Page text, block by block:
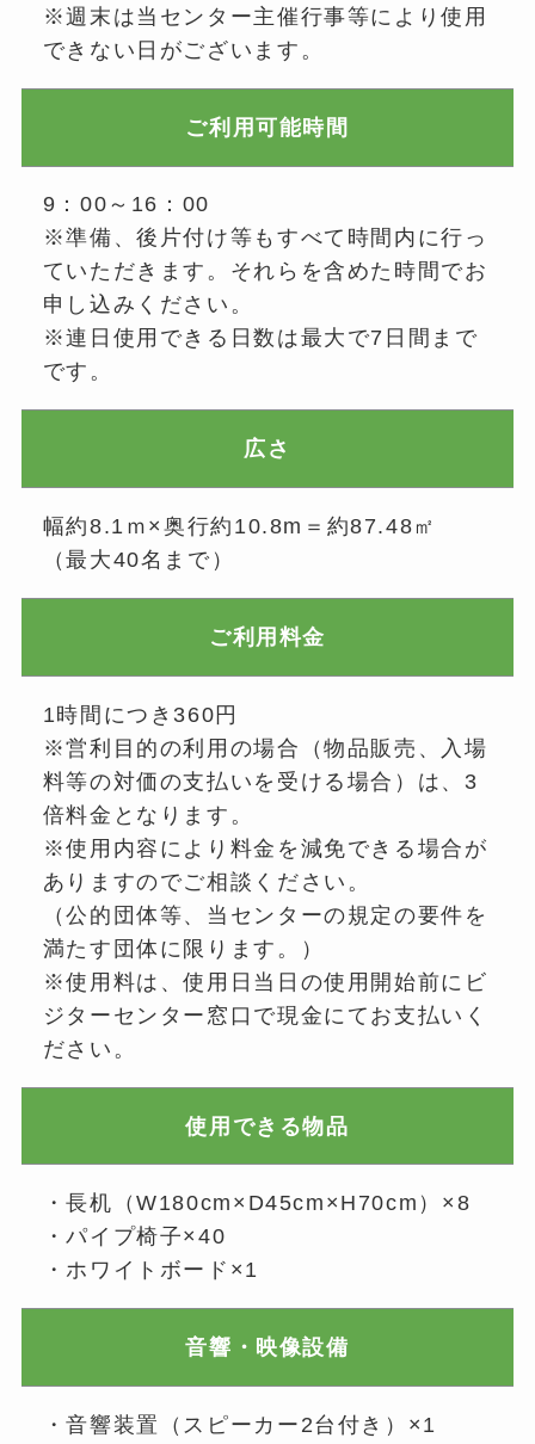
※週末は当センター主催行事等により使用
できない日がございます。
ご利用可能時間
9：00～16：00
※準備、後片付け等もすべて時間内に行っ
ていただきます。それらを含めた時間でお
申し込みください。
※連日使用できる日数は最大で7日間まで
です。
広さ
幅約8.1ｍ×奥行約10.8m＝約87.48㎡
（最大40名まで）
ご利用料金
1時間につき360円
※営利目的の利用の場合（物品販売、入場
料等の対価の支払いを受ける場合）は、3
倍料金となります。
※使用内容により料金を減免できる場合が
ありますのでご相談ください。
（公的団体等、当センターの規定の要件を
満たす団体に限ります。）
※使用料は、使用日当日の使用開始前にビ
ジターセンター窓口で現金にてお支払いく
ださい。
使用できる物品
・長机（W180cm×D45cm×H70cm）×8
・パイプ椅子×40
・ホワイトボード×1
音響・映像設備
・音響装置（スピーカー2台付き）×1